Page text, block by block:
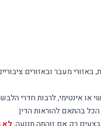
מעבר ובאזורים
או אינטימי, לרבות חדרי
בהתאם להוראות הדין.